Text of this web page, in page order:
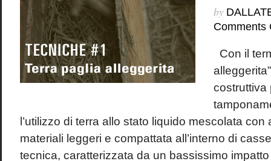
by
Comments
Con il
costruttiva
l’utilizzo di terra allo stato liquido mescolata
materiali leggeri e compattata all’interno di
tecnica, caratterizzata da un bassissimo